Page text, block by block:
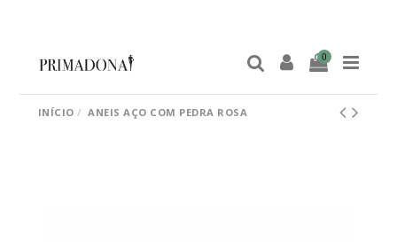
0
INÍCIO ANEIS AÇO COM PEDRA ROSA